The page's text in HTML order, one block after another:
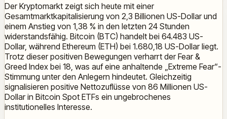
Der Kryptomarkt zeigt sich heute mit einer
Gesamtmarktkapitalisierung von 2,3 Billionen US-Dollar und
einem Anstieg von 1,38 % in den letzten 24 Stunden
widerstandsfähig. Bitcoin (BTC) handelt bei 64.483 US-
Dollar, während Ethereum (ETH) bei 1.680,18 US-Dollar liegt.
Trotz dieser positiven Bewegungen verharrt der Fear &
Greed Index bei 18, was auf eine anhaltende „Extreme Fear“-
Stimmung unter den Anlegern hindeutet. Gleichzeitig
signalisieren positive Nettozuflüsse von 86 Millionen US-
Dollar in Bitcoin Spot ETFs ein ungebrochenes
institutionelles Interesse.